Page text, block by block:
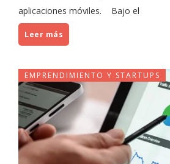
aplicaciones móviles. Bajo el
Leer más
EMPRENDIMIENTO Y STARTUPS